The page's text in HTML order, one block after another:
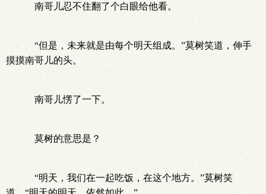
南哥儿忍不住翻了个白眼给他看。
“但是，未来就是由每个明天组成。”莫树笑道，伸手
摸摸南哥儿的头。
南哥儿愣了一下。
莫树的意思是？
“明天，我们在一起吃饭，在这个地方。”莫树笑